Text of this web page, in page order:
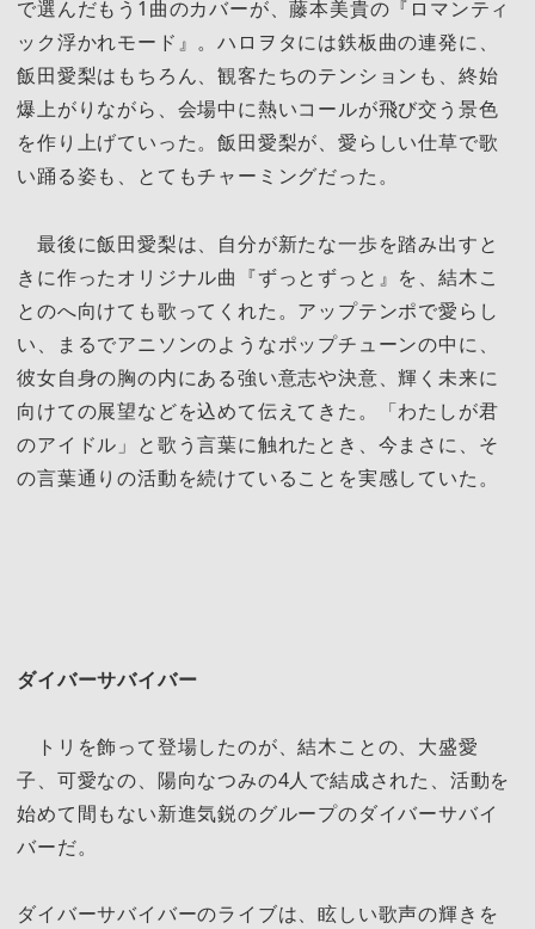
で選んだもう1曲のカバーが、藤本美貴の『ロマンティ
ック浮かれモード』。ハロヲタには鉄板曲の連発に、
飯田愛梨はもちろん、観客たちのテンションも、終始
爆上がりながら、会場中に熱いコールが飛び交う景色
を作り上げていった。飯田愛梨が、愛らしい仕草で歌
い踊る姿も、とてもチャーミングだった。
最後に飯田愛梨は、自分が新たな一歩を踏み出すと
きに作ったオリジナル曲『ずっとずっと』を、結木こ
とのへ向けても歌ってくれた。アップテンポで愛らし
い、まるでアニソンのようなポップチューンの中に、
彼女自身の胸の内にある強い意志や決意、輝く未来に
向けての展望などを込めて伝えてきた。「わたしが君
のアイドル」と歌う言葉に触れたとき、今まさに、そ
の言葉通りの活動を続けていることを実感していた。
ダイバーサバイバー
トリを飾って登場したのが、結木ことの、大盛愛
子、可愛なの、陽向なつみの4人で結成された、活動を
始めて間もない新進気鋭のグループのダイバーサバイ
バーだ。
ダイバーサバイバーのライブは、眩しい歌声の輝きを